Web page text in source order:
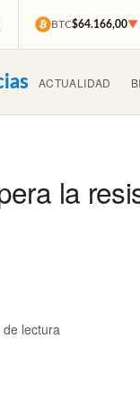
BTC$64.166,00▼
ACTUALIDAD
la
de lectura